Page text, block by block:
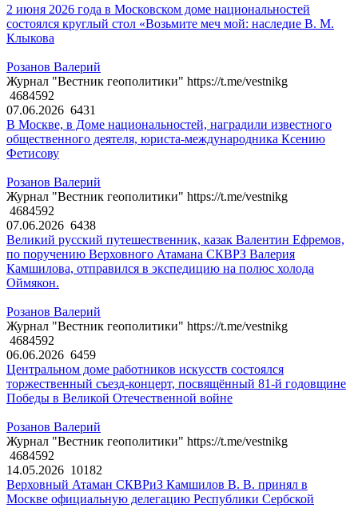
2 июня 2026 года в Московском доме национальностей
состоялся круглый стол «Возьмите меч мой: наследие В. М.
Клыкова
Розанов Валерий
Журнал "Вестник геополитики" https://t.me/vestnikg
4684592
07.06.2026 6431
В Москве, в Доме национальностей, наградили известного
общественного деятеля, юриста-международника Ксению
Фетисову
Розанов Валерий
Журнал "Вестник геополитики" https://t.me/vestnikg
4684592
07.06.2026 6438
Великий русский путешественник, казак Валентин Ефремов,
по поручению Верховного Атамана СКВРЗ Валерия
Камшилова, отправился в экспедицию на полюс холода
Оймякон.
Розанов Валерий
Журнал "Вестник геополитики" https://t.me/vestnikg
4684592
06.06.2026 6459
Центральном доме работников искусств состоялся
торжественный съезд-концерт, посвящённый 81-й годовщине
Победы в Великой Отечественной войне
Розанов Валерий
Журнал "Вестник геополитики" https://t.me/vestnikg
4684592
14.05.2026 10182
Верховный Атаман СКВРиЗ Камшилов В. В. принял в
Москве официальную делегацию Республики Сербской